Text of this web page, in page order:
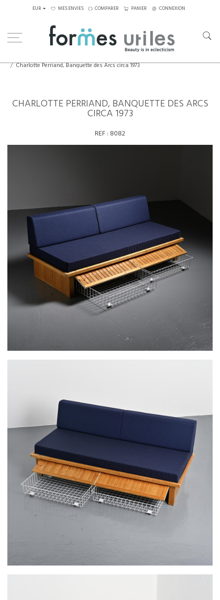
EUR MES ENVIES COMPARER PANIER CONNEXION
Charlotte Perriand, Banquette des Arcs circa 1973
CHARLOTTE PERRIAND, BANQUETTE DES ARCS
CIRCA 1973
REF : 8082